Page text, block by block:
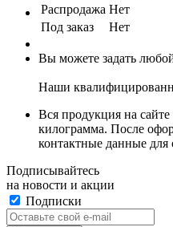
Распродажа Нет
Под заказ
Нет
Вы можете задать
Наши
Вся продукция на
килограмма. После
контактные данные для
Подписывайтесь
на новости и акции
Подписки